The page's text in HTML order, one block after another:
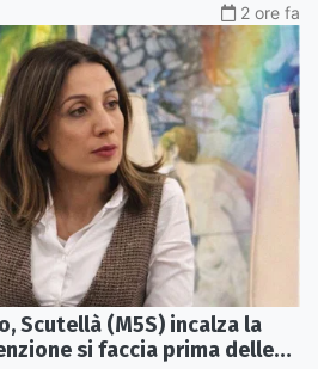
2 ore fa
Scutellà (M5S) incalza la
si faccia prima delle